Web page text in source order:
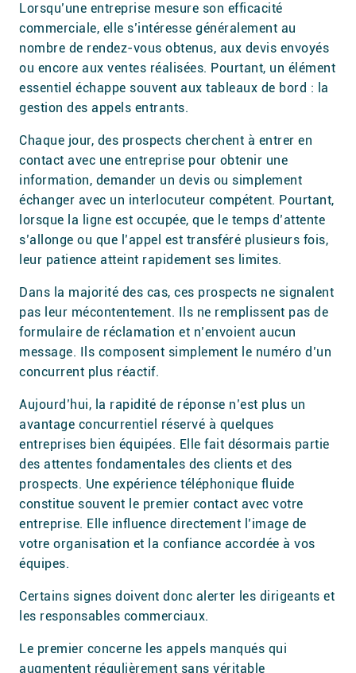
Lorsqu’une entreprise mesure son efficacité
commerciale, elle s’intéresse généralement au
nombre de rendez-vous obtenus, aux devis envoyés
ou encore aux ventes réalisées. Pourtant, un élément
essentiel échappe souvent aux tableaux de bord : la
gestion des appels entrants.
Chaque jour, des prospects cherchent à entrer en
contact avec une entreprise pour obtenir une
information, demander un devis ou simplement
échanger avec un interlocuteur compétent. Pourtant,
lorsque la ligne est occupée, que le temps d’attente
s’allonge ou que l’appel est transféré plusieurs fois,
leur patience atteint rapidement ses limites.
Dans la majorité des cas, ces prospects ne signalent
pas leur mécontentement. Ils ne remplissent pas de
formulaire de réclamation et n’envoient aucun
message. Ils composent simplement le numéro d’un
concurrent plus réactif.
Aujourd’hui, la rapidité de réponse n’est plus un
avantage concurrentiel réservé à quelques
entreprises bien équipées. Elle fait désormais partie
des attentes fondamentales des clients et des
prospects. Une expérience téléphonique fluide
constitue souvent le premier contact avec votre
entreprise. Elle influence directement l’image de
votre organisation et la confiance accordée à vos
équipes.
Certains signes doivent donc alerter les dirigeants et
les responsables commerciaux.
Le premier concerne les appels manqués qui
augmentent régulièrement sans véritable